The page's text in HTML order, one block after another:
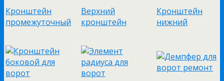
Кронштейн
промежуточный
Верхний
кронштейн
Кронштейн
нижний